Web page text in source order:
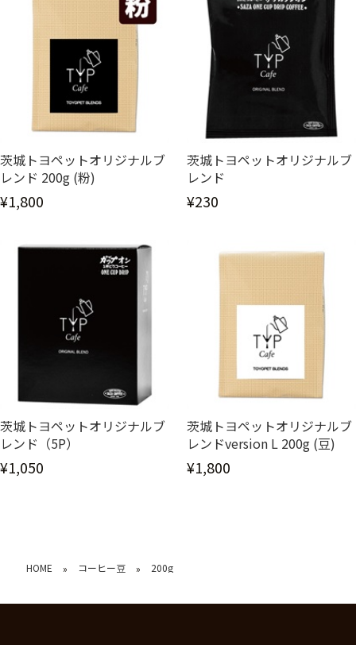
茨城トヨペットオリジナルブ
レンド 200g (粉)
¥1,800
茨城トヨペットオリジナルブ
レンド
¥230
茨城トヨペットオリジナルブ
レンド（5P）
¥1,050
茨城トヨペットオリジナルブ
レンドversion L 200g (豆)
¥1,800
HOME » コーヒー豆 » 200g